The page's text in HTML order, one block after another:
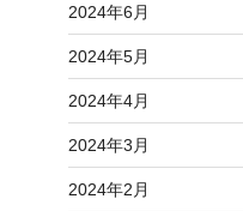
2024年6月
2024年5月
2024年4月
2024年3月
2024年2月